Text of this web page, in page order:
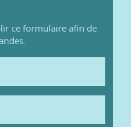
ce formulaire afin de